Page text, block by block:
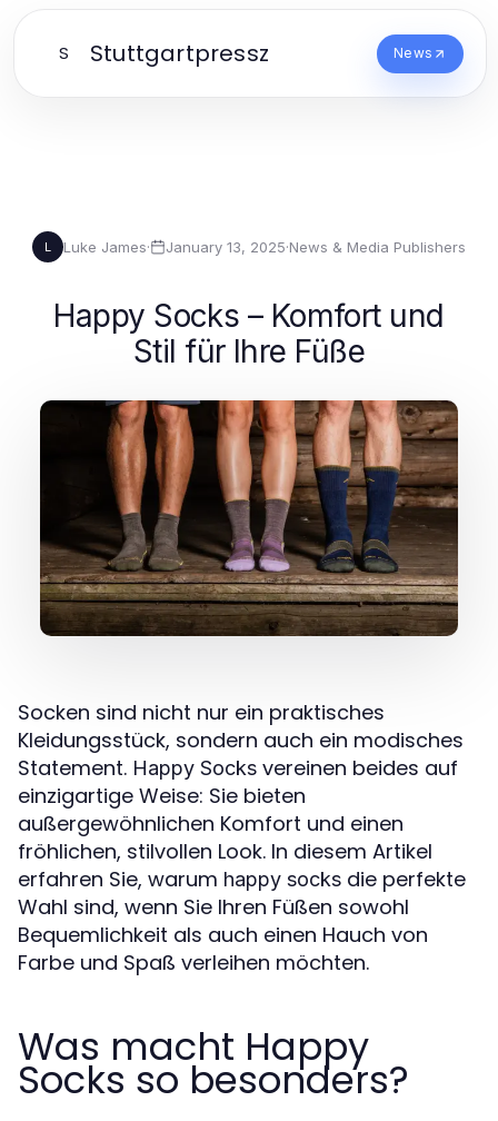
S Stuttgartpressz News
L Luke James· January 13, 2025·News & Media Publishers
Happy Socks – Komfort und
Stil für Ihre Füße
Socken sind nicht nur ein praktisches
Kleidungsstück, sondern auch ein modisches
Statement. Happy Socks vereinen beides auf
einzigartige Weise: Sie bieten
außergewöhnlichen Komfort und einen
fröhlichen, stilvollen Look. In diesem Artikel
erfahren Sie, warum happy socks die perfekte
Wahl sind, wenn Sie Ihren Füßen sowohl
Bequemlichkeit als auch einen Hauch von
Farbe und Spaß verleihen möchten.
Was macht Happy
Socks so besonders?